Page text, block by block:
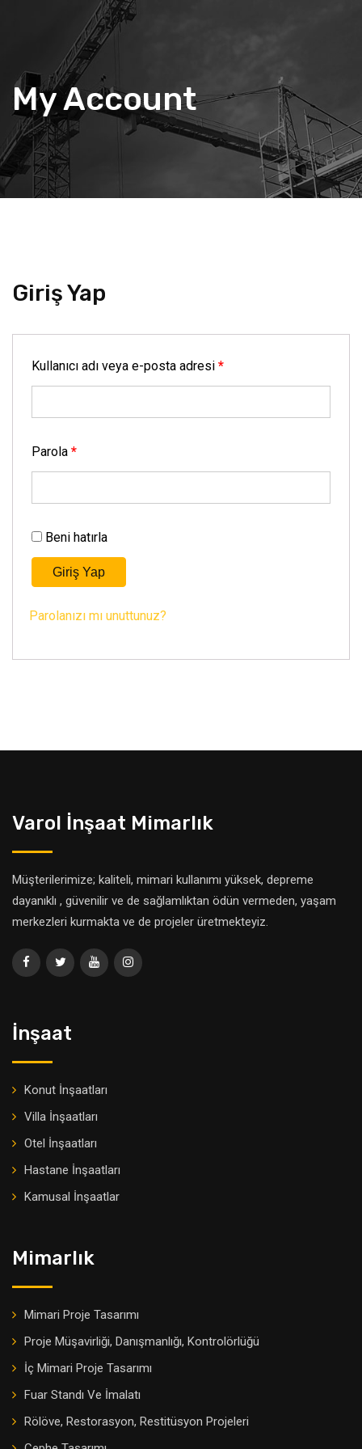
My Account
Giriş Yap
Kullanıcı adı veya e-posta adresi *
Parola *
Beni hatırla
Giriş Yap
Parolanızı mı unuttunuz?
Varol İnşaat Mimarlık
Müşterilerimize; kaliteli, mimari kullanımı yüksek, depreme
dayanıklı , güvenilir ve de sağlamlıktan ödün vermeden, yaşam
merkezleri kurmakta ve de projeler üretmekteyiz.
İnşaat
Konut İnşaatları
Villa İnşaatları
Otel İnşaatları
Hastane İnşaatları
Kamusal İnşaatlar
Mimarlık
Mimari Proje Tasarımı
Proje Müşavirliği, Danışmanlığı, Kontrolörlüğü
İç Mimari Proje Tasarımı
Fuar Standı Ve İmalatı
Rölöve, Restorasyon, Restitüsyon Projeleri